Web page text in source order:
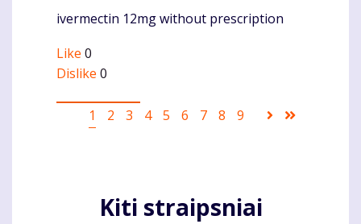
ivermectin 12mg without prescription
Like 0
Dislike 0
Pagination
Current
1 Puslapis
2 Puslapis
3 Puslapis
4 Puslapis
5 Puslapis
6 Puslapis
7 Puslapis
8 Puslapis
9
Sekantis
Kiti straipsniai